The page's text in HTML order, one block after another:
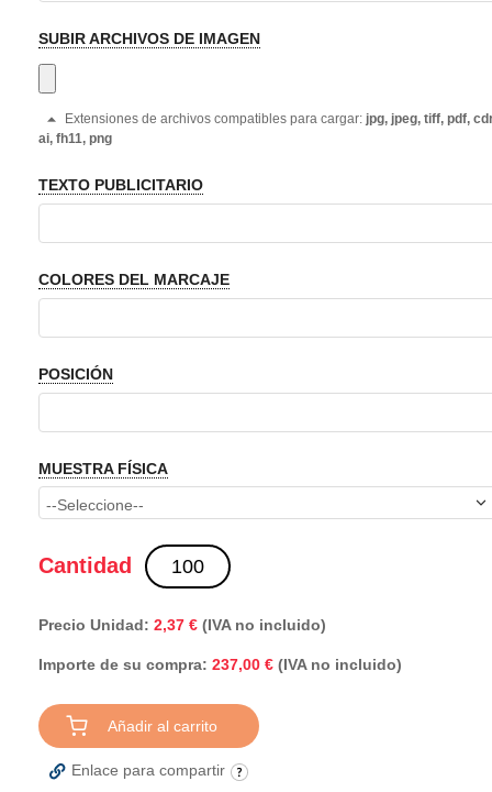
SUBIR ARCHIVOS DE IMAGEN
Extensiones de archivos compatibles para cargar: jpg, jpeg, tiff, pdf,
ai, fh11, png
TEXTO PUBLICITARIO
COLORES DEL MARCAJE
POSICIÓN
MUESTRA FÍSICA
Cantidad
Precio Unidad: 2,37 € (IVA no incluido)
Importe de su compra: 237,00 € (IVA no incluido)
Añadir al carrito
Enlace para compartir